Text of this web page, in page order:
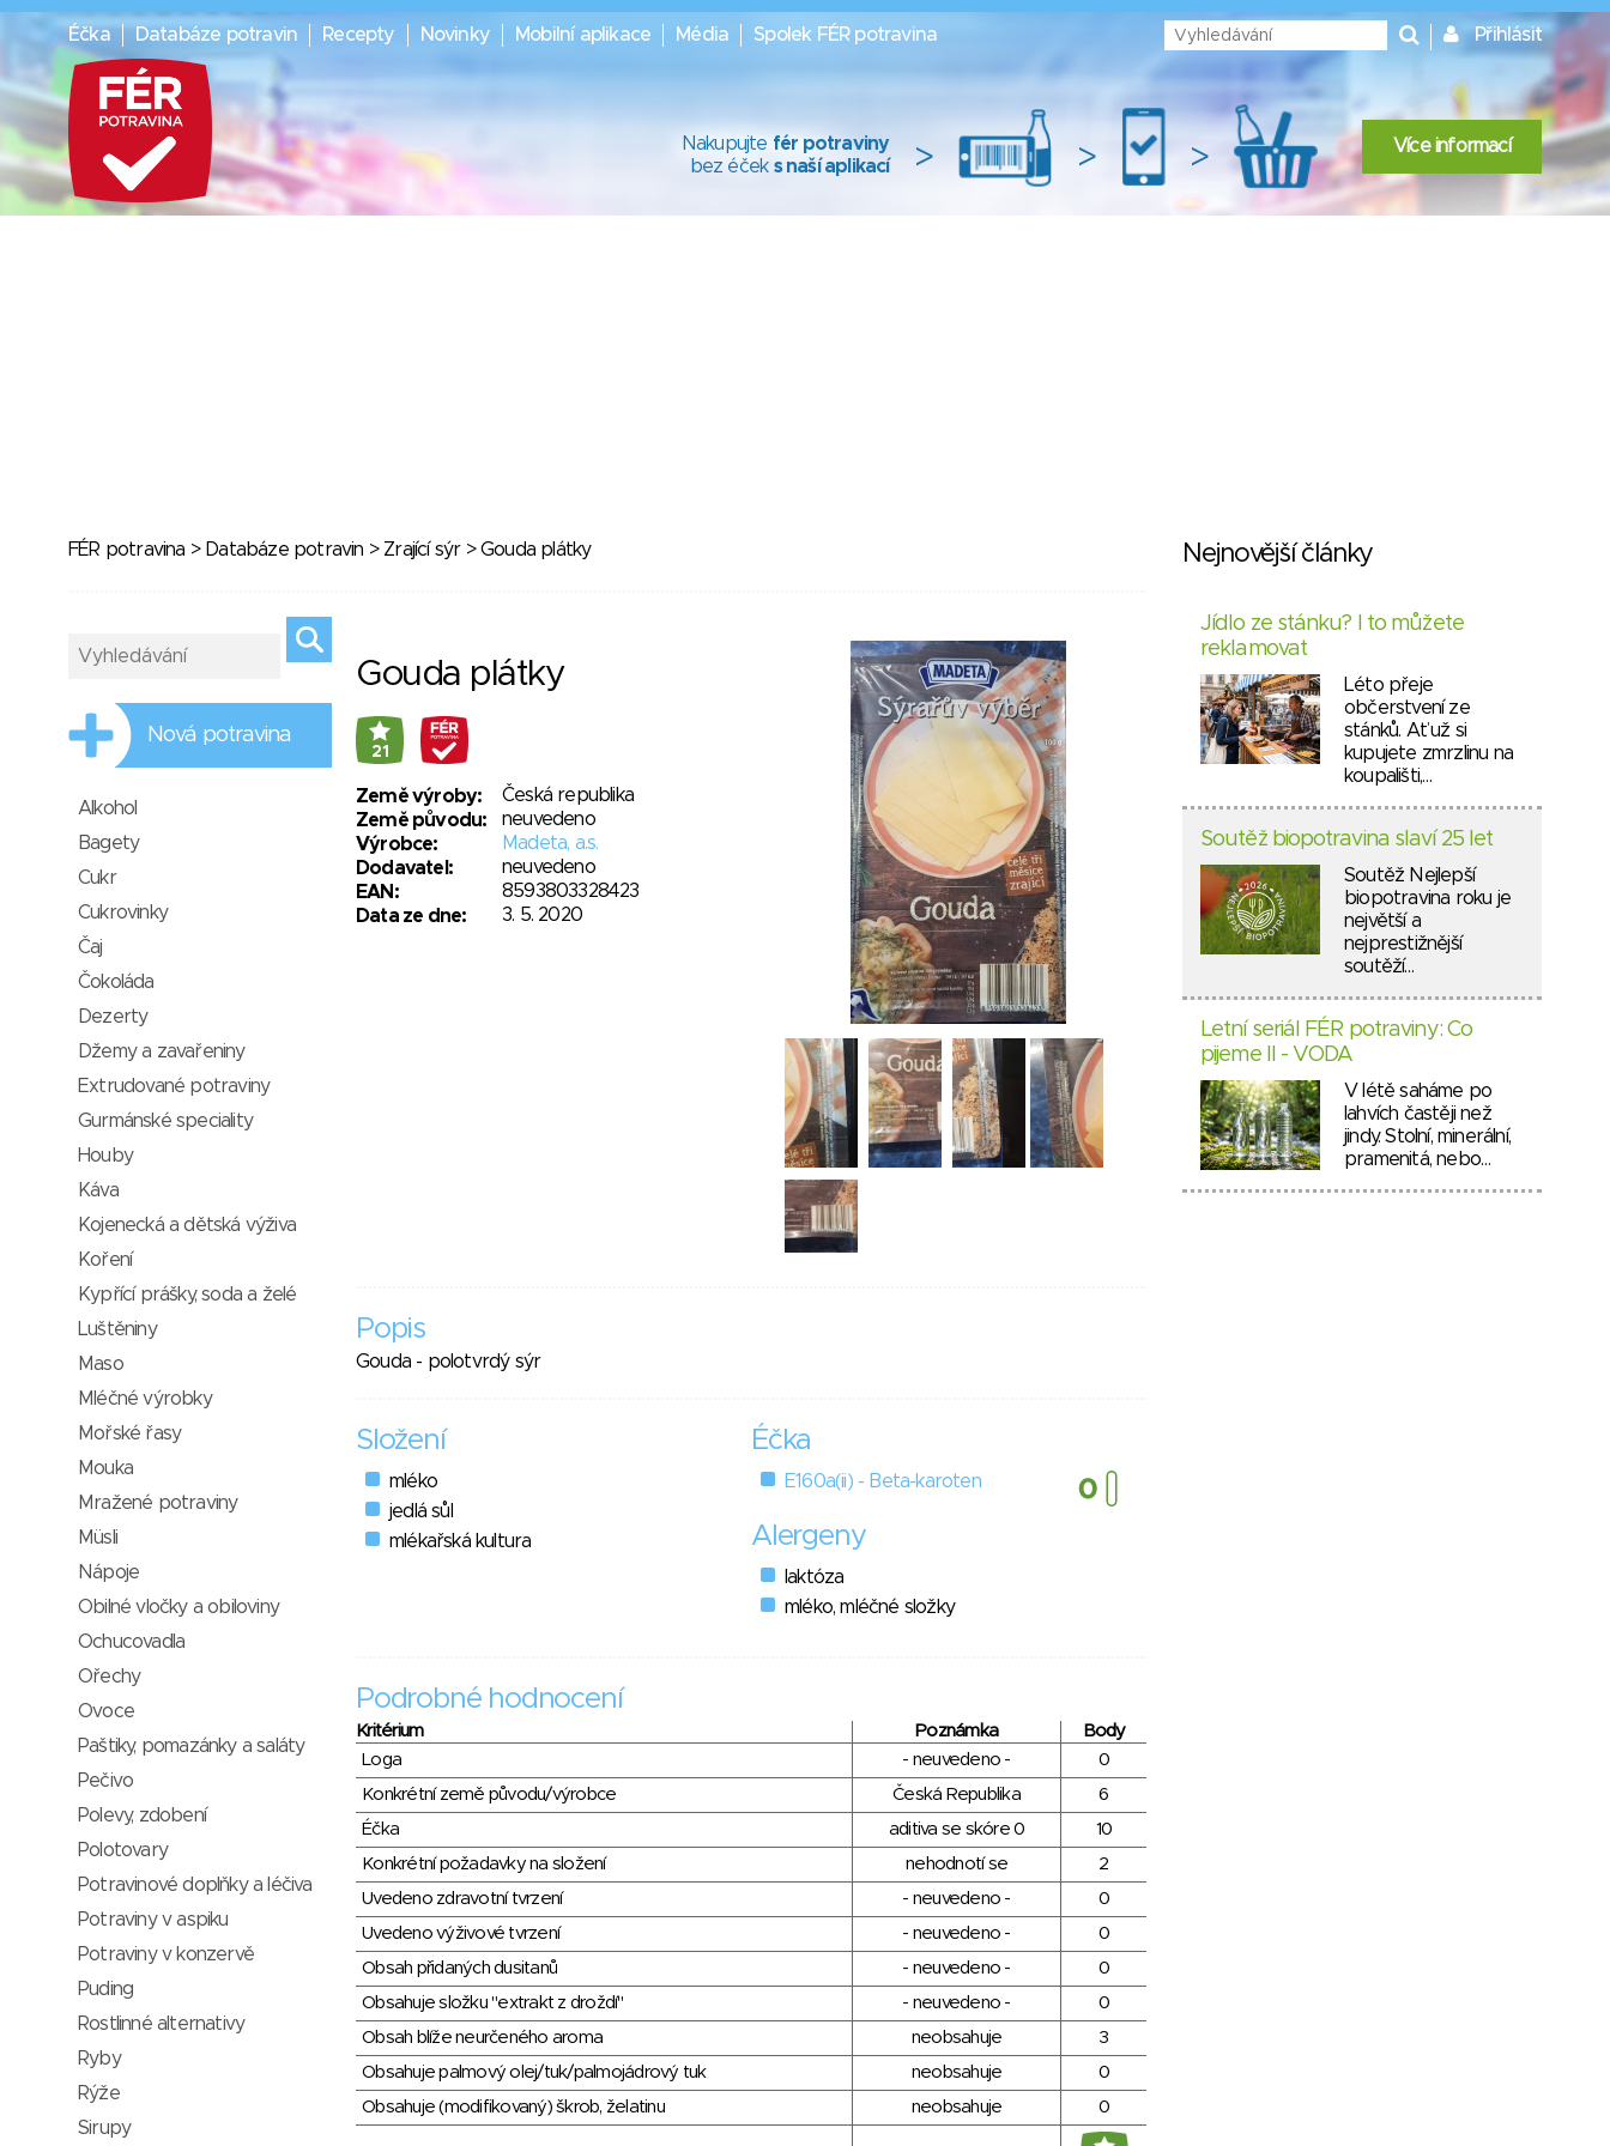
Éčka Databáze potravin Recepty Novinky Mobilní aplikace Média Spolek FÉR potravina Přihlásit
Nakupujte fér potraviny
bez éček s naší aplikací > > > Více informací
FÉR potravina > Databáze potravin > Zrající sýr> Gouda plátky
Gouda plátky
21
Země výroby:
Česká republika
Země původu:
neuvedeno
Výrobce:
Madeta, a.s.
Dodavatel:
neuvedeno
EAN:
8593803328423
Data ze dne:
3. 5. 2020
Popis
Gouda - polotvrdý sýr
Složení
mléko
jedlá sůl
mlékařská kultura
Éčka
E160a(ii) - Beta-karoten
Alergeny
laktóza
mléko, mléčné složky
Podrobné hodnocení
Kritérium Poznámka
Body
Loga
- neuvedeno -
0
Konkrétní země původu/výrobce
Česká Republika
6
Éčka
aditiva se skóre 0
10
Konkrétní požadavky na složení
nehodnotí se
2
Uvedeno zdravotní tvrzení
- neuvedeno -
0
Uvedeno výživové tvrzení
- neuvedeno -
0
Obsah přidaných dusitanů
- neuvedeno -
0
Obsahuje složku "extrakt z droždí"
- neuvedeno -
0
Obsah blíže neurčeného aroma
neobsahuje
3
Obsahuje palmový olej/tuk/palmojádrový tuk
neobsahuje
0
Obsahuje (modifikovaný) škrob, želatinu
neobsahuje 0
Nová potravina
Alkohol
Bagety
Cukr
Cukrovinky
Čaj
Čokoláda
Dezerty
Džemy a zavařeniny
Extrudované potraviny
Gurmánské speciality
Houby
Káva
Kojenecká a dětská výživa
Koření
Kypřící prášky, soda a želé
Luštěniny
Maso
Mléčné výrobky
Mořské řasy
Mouka
Mražené potraviny
Müsli
Nápoje
Obilné vločky a obiloviny
Ochucovadla
Ořechy
Ovoce
Paštiky, pomazánky a saláty
Pečivo
Polevy, zdobení
Polotovary
Potravinové doplňky a léčiva
Potraviny v aspiku
Potraviny v konzervě
Puding
Rostlinné alternativy
Ryby
Rýže
Sirupy
Nejnovější články
Jídlo ze stánku? I to můžete
reklamovat
Léto přeje
občerstvení ze
stánků. Ať už si
kupujete zmrzlinu na
koupališti,…
Soutěž biopotravina slaví 25 let
Soutěž Nejlepší
biopotravina roku je
největší a
nejprestižnější
soutěží…
Letní seriál FÉR potraviny: Co
pijeme II - VODA
V létě saháme po
lahvích častěji než
jindy. Stolní, minerální,
pramenitá, nebo…